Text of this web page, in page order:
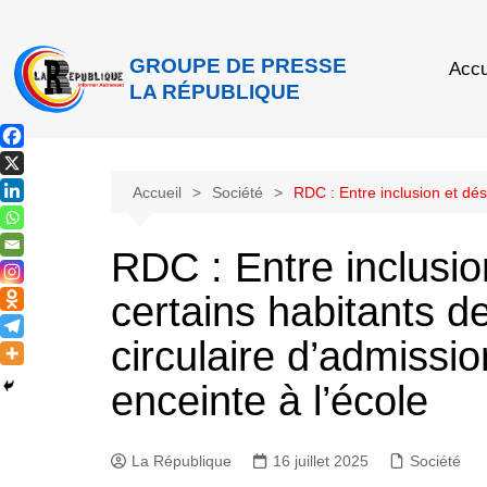
GROUPE DE PRESSE
LA RÉPUBLIQUE
Accueil Société RDC : Entre inclusion et
RDC : Entre
certains habitants
circulaire
enceinte à l’école
La République 16 juillet 2025 Société